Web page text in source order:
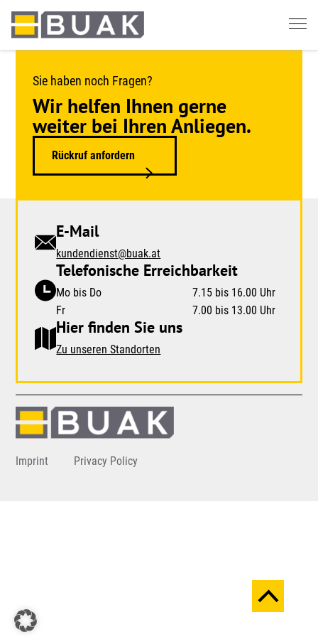
Springe
zum
Sie haben noch Fragen?
Wir helfen Ihnen gerne
weiter bei Ihren Anliegen.
Rückruf anfordern
E-Mail
kundendienst@buak.at
Telefonische Erreichbarkeit
Mo bis Do
7.15 bis 16.00 Uhr
Fr
7.00 bis 13.00 Uhr
Hier finden Sie uns
Zu unseren Standorten
Imprint Privacy Policy